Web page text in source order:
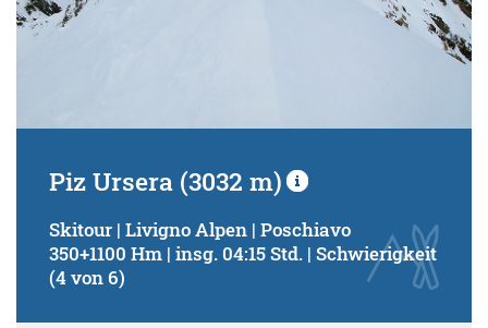
Piz Ursera (3032 m)
Skitour | Livigno Alpen | Poschiavo
350+1100 Hm | insg. 04:15 Std. | Schwierigkeit
(4 von 6)